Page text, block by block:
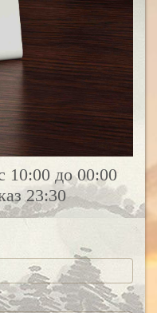
10:00 до 00:00
23:30